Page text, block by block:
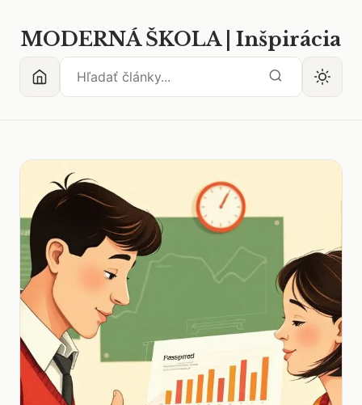
MODERNÁ ŠKOLA | Inšpirácia